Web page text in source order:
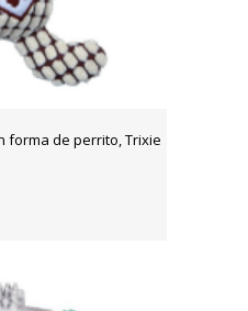
forma de perrito, Trixie